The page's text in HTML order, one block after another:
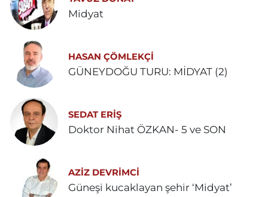
Midyat
HASAN ÇÖMLEKÇİ
GÜNEYDOĞU TURU: MİDYAT (2)
SEDAT ERİŞ
Doktor Nihat ÖZKAN- 5 ve SON
AZIZ DEVRIMCI
Güneşi kucaklayan şehir ‘Midyat’